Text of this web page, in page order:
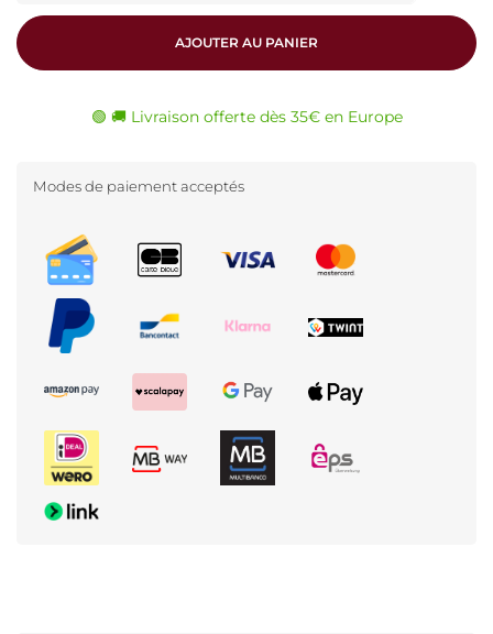
AJOUTER AU PANIER
🟢 🚚 Livraison offerte dès 35€ en Europe
Modes de paiement acceptés